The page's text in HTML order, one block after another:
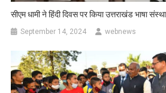
सीएम धामी ने हिंदी दिवस पर किया उत्तराखंड भाषा
September 14, 2024 webnews